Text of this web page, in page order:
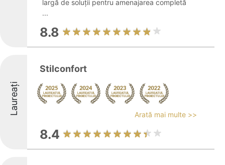
largă de soluții pentru amenajarea completă
...
8.8
Laureați
Stilconfort
Arată mai multe >>
8.4